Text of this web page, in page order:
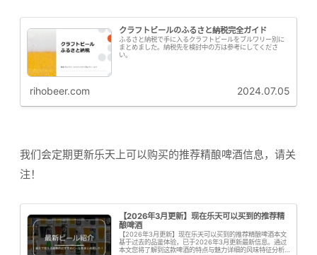
クラフトビールのふるさと納税完全ガイド
ふるさと納税で手に入るクラフトビールをブルワリー別に
まとめました。納税先を検討中の方は参考にしてくださ
い。
rihobeer.com 2024.07.05
我们会定期更新乐天上可以购买的推荐精酿啤酒信息，请关
注！
【2026年3月更新】现在乐天可以买到的推荐精
酿啤酒
【2026年3月更新】现在乐天可以买到的推荐精酿啤酒本文
基于过去的品鉴体验，已于2026年3月更新最新信息。通过
本文您将了解到这款啤酒的特点与魅力详细的风味特征分析